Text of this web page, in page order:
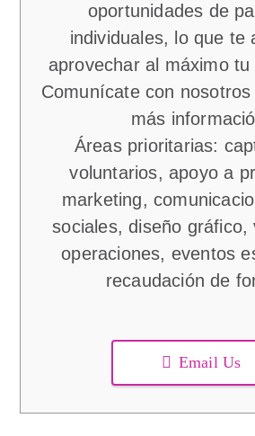
oportunidades de
individuales, lo que te
aprovechar al máximo tu
Comunícate con
más
Áreas prioritarias:
voluntarios, apoyo a
marketing,
sociales, diseño gráfico,
operaciones, eventos
recaudación de
Email Us